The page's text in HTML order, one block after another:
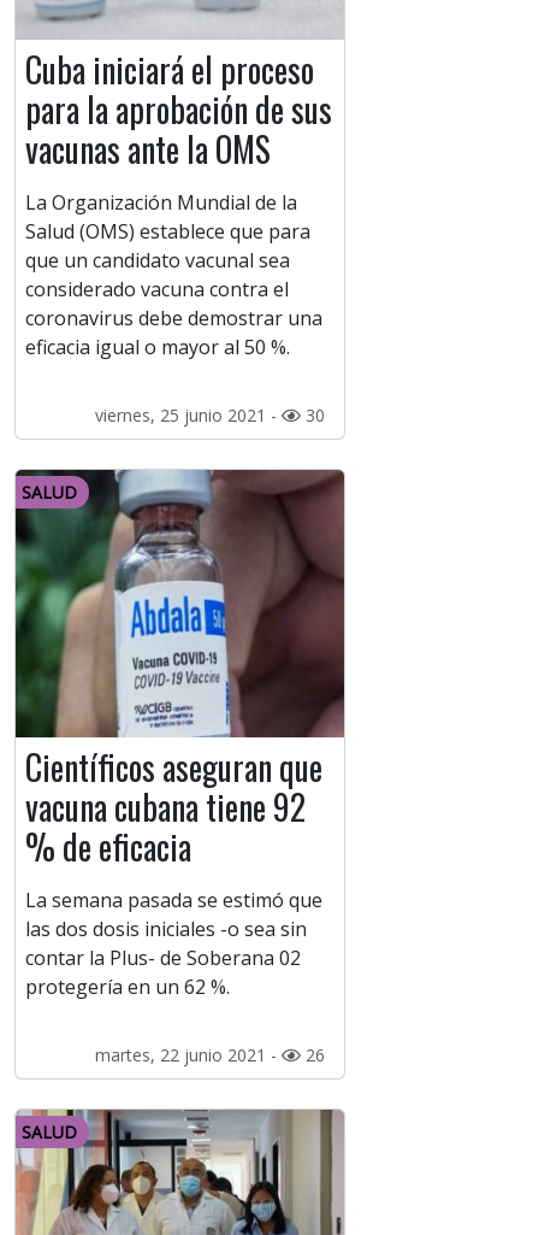
Cuba iniciará el proceso
para la aprobación de sus
vacunas ante la OMS
La Organización Mundial de la
Salud (OMS) establece que para
que un candidato vacunal sea
considerado vacuna contra el
coronavirus debe demostrar una
eficacia igual o mayor al 50 %.
viernes, 25 junio 2021 - 30
SALUD
Científicos aseguran que
vacuna cubana tiene 92
% de eficacia
La semana pasada se estimó que
las dos dosis iniciales -o sea sin
contar la Plus- de Soberana 02
protegería en un 62 %.
martes, 22 junio 2021 - 26
SALUD